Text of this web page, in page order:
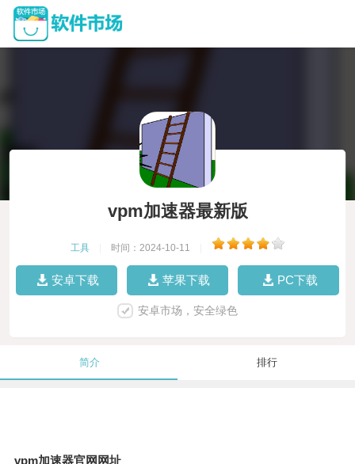
vpm加速器最新版
工具 时间：2024-10-11
安卓下载 苹果下载 PC下载
安卓市场，安全绿色
简介 排行
vpm加速器官网网址